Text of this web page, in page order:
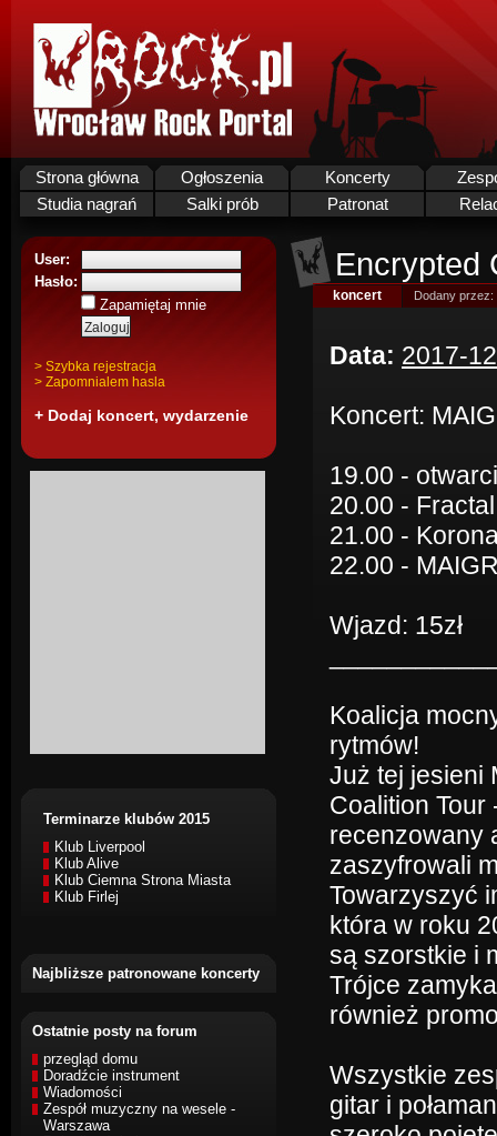
Strona główna Ogłoszenia Koncerty
Studia nagrań
Salki prób Patronat
User:
Hasło:
Zapamiętaj mnie
> Szybka rejestracja
> Zapomnialem hasla
+ Dodaj koncert, wydarzenie
Terminarze klubów 2015
Klub Liverpool
Klub Alive
Klub Ciemna Strona Miasta
Klub Firlej
Najbliższe patronowane koncerty
Ostatnie posty na forum
przegląd domu
Doradźcie instrument
Wiadomości
Zespół muzyczny na wesele -
Warszawa
Encrypted
koncert Dodany przez:
Data: 2017-
Koncert:
19.00 -
20.00 - Fractal
21.00 -
22.00 -
Wjazd: 15zł
Koalicja
rytmów!
Już tej jesieni
Coalition
recenzowany
zaszyfrowali
Towarzyszyć
która w roku
są szorstkie i
Trójce
również
Wszystkie
gitar i